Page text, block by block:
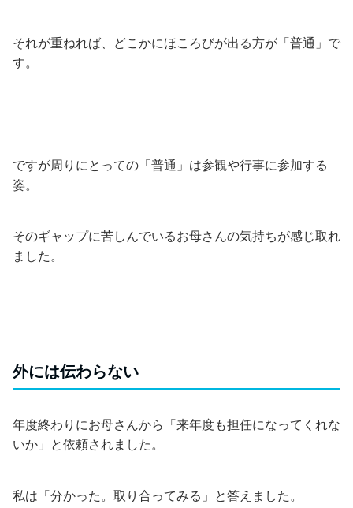
それが重ねれば、どこかにほころびが出る方が「普通」で
す。
ですが周りにとっての「普通」は参観や行事に参加する
姿。
そのギャップに苦しんでいるお母さんの気持ちが感じ取れ
ました。
外には伝わらない
年度終わりにお母さんから「来年度も担任になってくれな
いか」と依頼されました。
私は「分かった。取り合ってみる」と答えました。